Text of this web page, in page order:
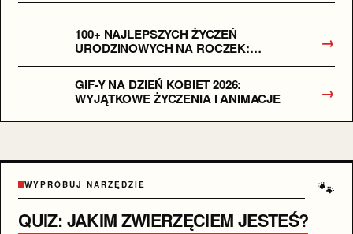
100+ NAJLEPSZYCH ŻYCZEŃ
URODZINOWYCH NA ROCZEK:
KOMPLETNY PRZEWODNIK
→
GIF-Y NA DZIEŃ KOBIET 2026:
WYJĄTKOWE ŻYCZENIA I ANIMACJE
→
🐾
WYPRÓBUJ NARZĘDZIE
QUIZ: JAKIM ZWIERZĘCIEM JESTEŚ?